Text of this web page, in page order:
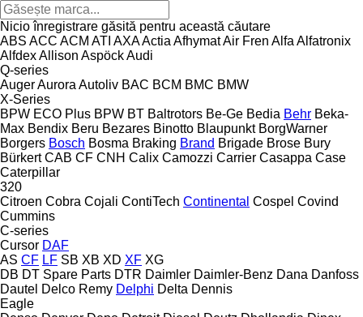
Nicio înregistrare găsită pentru această căutare
ABS ACC ACM ATI AXAActia AfhymatAir Fren Alfa Alfatronix
AlfdexAllison AspöckAudi
Q-series
AugerAurora Autoliv BAC BCM BMC BMW
X-Series
BPW ECO Plus BPW BT Baltrotors Be-Ge Bedia Behr Beka-
Max Bendix Beru Bezares Binotto Blaupunkt BorgWarner
Borgers Bosch Bosma Braking Brand Brigade Brose Bury
Bürkert CAB CF CNH Calix Camozzi Carrier Casappa Case
Caterpillar
320
Citroen Cobra Cojali ContiTech Continental Cospel Covind
Cummins
C-series
Cursor DAF
AS CF LF SB XB XD XF XG
DB DT Spare Parts DTR Daimler Daimler-Benz Dana Danfoss
Dautel Delco Remy Delphi Delta Dennis
Eagle